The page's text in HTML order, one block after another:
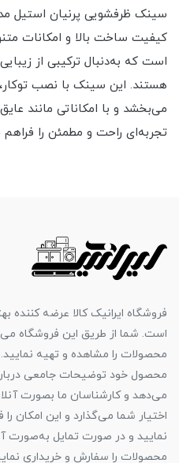
کیفیت ساخت بالا و امکانات
است که به‌دنبال ترکیبی از
هستند. این سینک با نصب
می‌بخشد و با امکاناتی مانند
تجربه‌ای راحت و مطمئن را فراهم
فروشگاه ایرانیک کالا عرضه کننده
است. شما از طریق این فروشگاه
محصولات را مشاهده و تهیه
محصول خود توضیحات جامعی
می‌دهد و کارشناسان ما بصورت
اختیار شما می‌گذارد و این امکان
نمایید و در صورت تمایل به‌صورت
محصولات را سفارش و خریداری